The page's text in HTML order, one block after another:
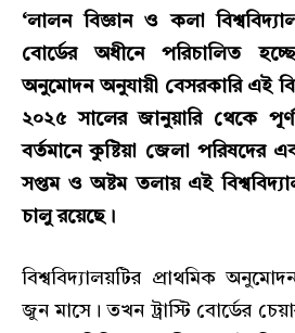
‘লালন বিজ্ঞান ও কলা
বোর্ডের অধীনে পরিচালিত
অনুমোদন অনুযায়ী বেসরকারি এই
২০২৫ সালের জানুয়ারি থেকে
বর্তমানে কুষ্টিয়া জেলা পরিষদের
সপ্তম ও অষ্টম তলায় এই
চালু রয়েছে।
বিশ্ববিদ্যালয়টির প্রাথমিক
জুন মাসে। তখন ট্রাস্টি বোর্ডের